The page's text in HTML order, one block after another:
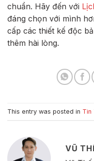
chuẩn. Hãy đến với
đáng chọn với mình
cấp các thiết kế độc
thêm hài lòng.
This entry was posted in Tin
VŨ